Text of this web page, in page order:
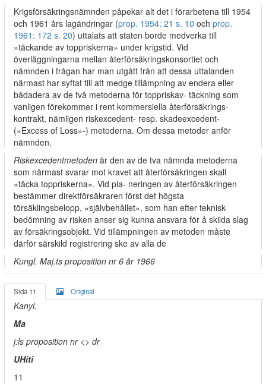
Krigsförsäkringsnämnden påpekar alt det i förarbetena till 1954
och 1961 års lagändringar (prop. 1954: 21 s. 10 och prop.
1961: 172 s. 20) uttalats att staten borde medverka till
»täckande av toppriskerna» under krigstid. Vid
överläggningarna mellan återförsäkringskonsortiet och
nämnden i frågan har man utgått från att dessa uttalanden
närmast har syftat till att medge tillämpning av endera eller
bådadera av de två metoderna för toppriskav- täckning som
vanligen förekommer i rent kommersiella återförsäkrings-
kontrakt, nämligen riskexcedent- resp. skadeexcedent-
(»Excess of Loss»-) metoderna. Om dessa metoder anför
nämnden.
Riskexcedentmetoden är den av de tva nämnda metoderna
som närmast svarar mot kravet att återförsäkringen skall
»täcka toppriskerna». Vid pla- neringen av återförsäkringen
bestämmer direktförsäkraren först det högsta
törsäkiingsbelopp, »självbehållet», som han efter teknisk
bedömning av risken anser sig kunna ansvara för å skilda slag
av försäkringsobjekt. Vid tillämpningen av metoden måste
därför särskild registrering ske av alla de
Kungl. Maj.ts proposition nr 6 år 1966
Sida 11 Original
Kanyl.
Ma
j:ls proposition nr <> dr
UHiti
11